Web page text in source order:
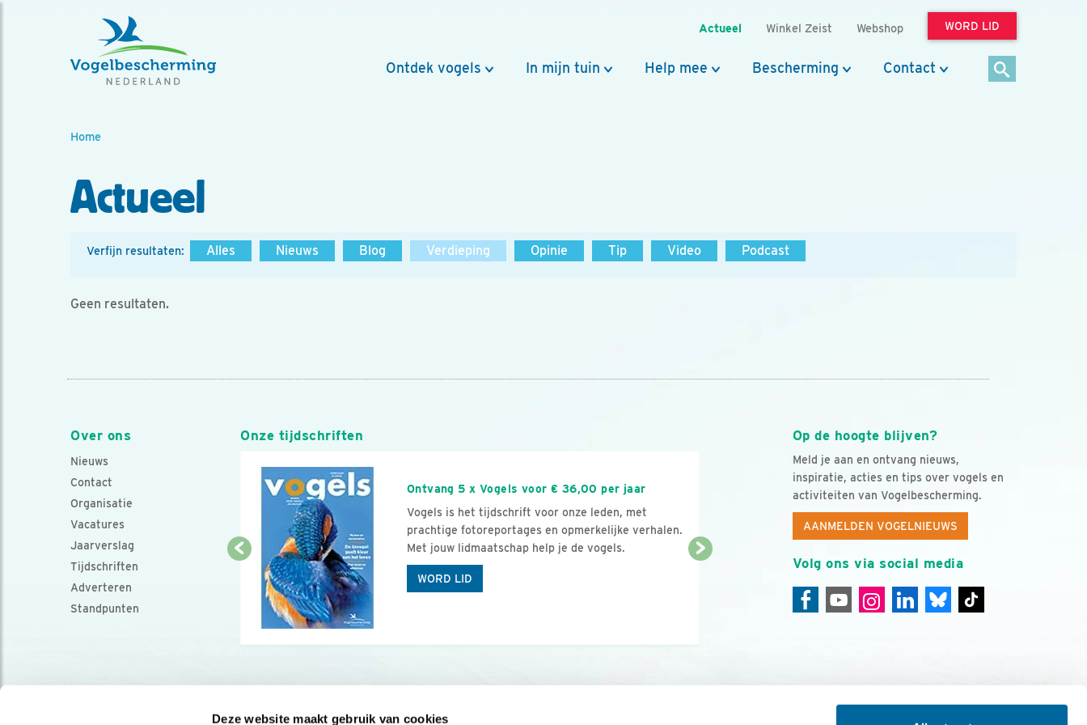
Deze website maakt gebruik van cookies
Actueel Winkel Zeist Webshop WORD LID
Ontdek vogels In mijn tuin Help mee Bescherming Contact
Home
Actueel
Verfijn resultaten: Alles Nieuws Blog Verdieping Opinie Tip Video Podcast
Geen resultaten.
Over ons
Nieuws
Contact
Organisatie
Vacatures
Jaarverslag
Tijdschriften
Adverteren
Standpunten
Op de hoogte blijven?
Meld je aan en ontvang nieuws,
inspiratie, acties en tips over vogels en
activiteiten van Vogelbescherming.
AANMELDEN VOGELNIEUWS
Volg ons via social media
Onze tijdschriften
Ontvang 5 x Vogels voor € 36,00 per jaar
Vogels is het tijdschrift voor onze leden, met
prachtige fotoreportages en opmerkelijke verhalen.
Met jouw lidmaatschap help je de vogels.
WORD LID